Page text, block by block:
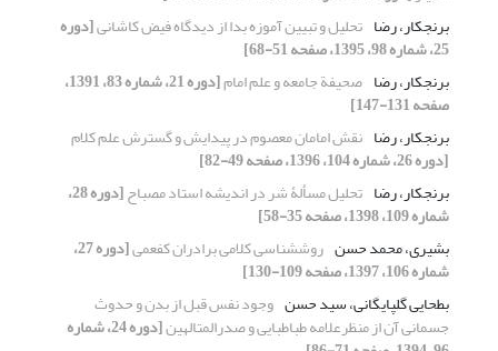
برنجکار، رضا تحلیل و تبیین آموزه بدا از دیدگاه فیض کاشانی[دوره
25، شماره 98، 1395، صفحه 51-68]
برنجکار، رضا صحیفة جامعه و علم امام [دوره 21، شماره 83، 1391،
صفحه 131-147]
برنجکار، رضا نقش امامان معصوم در پیدایش و گسترش علم کلام
[دوره 26، شماره 104، 1396، صفحه 49-82]
برنجکار، رضا تحلیل مسألۀ شر در اندیشه استاد مصباح [دوره 28،
شماره 109، 1398، صفحه 35-58]
بشیری، محمد حسن روش‎شناسی کلامی برادران کفعمی [دوره 27،
شماره 106، 1397، صفحه 109-130]
بطحایی گلپایگانی، سید حسن وجود نفس قبل از بدن و حدوث
جسمانی آن از منظرعلامه طباطبایی و صدرالمتالهین [دوره 24، شماره